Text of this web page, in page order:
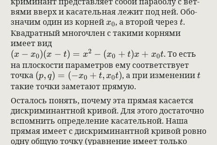
вями вверх и каса­тель­ная лежит под ней. Обо­
зна­чим один из кор­нейx_0
x0, а вто­рой через t
t.
Квад­рат­ный много­член с такими кор­нями
имеет вид
(x-x_0)(x-t)=x^2-(x_0+t)x+x_0t
(x − x0)(x − t) = x2 − (x0 + t)x + x0t. То есть
на плос­ко­сти парамет­ров ему соот­вет­ствует
точка (p, q)=(-x_0+t, x_0t)
(p, q) = (−x0 + t, x0t), а при изме­не­нииt
t
такие точки заме­тают прямую.
Оста­лось понять, почему эта прямая каса­ется
дис­кри­ми­нант­ной кри­вой. Для этого доста­точно
вспом­нить опре­де­ле­ние каса­тель­ной. Наша
прямая имеет с дис­кри­ми­нант­ной кри­вой ровно
одну общую точку (урав­не­ние имеет только